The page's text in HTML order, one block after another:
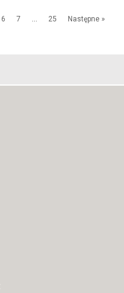
6 7 … 25 Następne »